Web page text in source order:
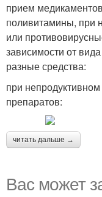
прием
поливитамины, при
или
зависимости от
разные средства:
при
препаратов:
читать дальше →
Вас может